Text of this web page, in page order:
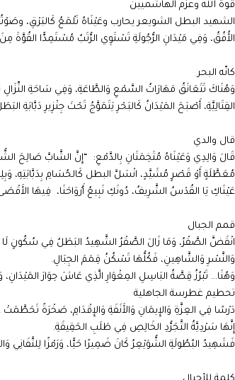
قوة الله وعزم الهاشميين
الشهيد البطل الشويعر يحارب وعَيْنَاهُ تَلْمَعُ كَالبَرْقِ،
الأُفُقُ، وَفِي مَيْدَانِ الرُّجُولَةِ تَسْتَوِي الرُّتَبُ مُسْتَمِدًّا القُوَّةَ
كانّه البحر
وَهُنَاكَ تَتَعَانَقُ مَهَارَاتُ السَّمْعِ وَالطَّاعَةِ، وَفِي سَاحَةِ
القِتَالِيَّةِ، أَصْبَحَ المَيْدَانُ كَالبَحْرِ يَتَمَوَّجُ تَحْتَ جِنْزِيرِ دَبَّابَةِ
قال والدي
قَالَ وَالِدِي وَعَيْنَاهُ مُتَخِمَتَانِ بِالدَّمْعِ: “إِنَّ الشَّابَّ صَالِحَ
مُعَطَّلَةٍ أَوْ قَصْرٍ مُشَيَّدٍ، انْسَلَّ البطل كَالحُسَامِ بِدَبَّابَتِهِ،
عَيْنَاكِ يَا القُدْسُ الشَّرِيفُ، دُونَكِ نَبِيعُ أَرْوَاحَنَا، فِيهَا
قمم الجبال
انْقَضَّ الصَّقْرُ، وَمَا زَالَ الصَّقْرُ الشَّهِيدُ البَطَلُ فِي سُكُونٍ لَا
وَالنَّسْرِ وَالشَّاهِينِ، فَكُلُّهَا تَسْكُنُ قِمَمَ الجِبَالِ.
وَهُنَا… تَبْرُزُ قِصَّةُ البَاسِلِ المِغْوَارِ الَّذِي عَاشَ حِوَارَ
تحطيم غطرسة الجاهلية
دَرْسًا فِي العِزَّةِ وَالإِيمَانِ وَالأَنَفَةِ وَالإِقْدَامِ، صَخْرَةً
إِنَّهَا سَرْدِيَّةُ التَّجَرُّدِ الخَالِصِ فِي طَلَبِ الحَقِيقَةِ.
فَشَهِيدُ البُطُولَةِ الشُّوَيْعِرُ كَانَ ضَمِيرًا حَيًّا، وَرَمْزًا